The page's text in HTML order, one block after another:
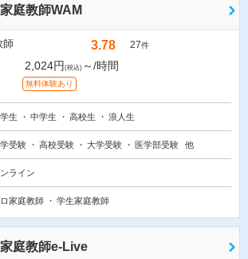
庭教師WAM
3.78 27件
2,024円 (税込) ～/時間
無料体験あり
生 中学生 高校生 浪人生
受験 高校受験 大学受験 医学部受験 他
ライン
家庭教師 学生家庭教師
庭教師e-Live